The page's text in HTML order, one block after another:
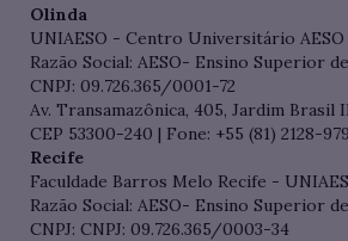
Olinda
UNIAESO - Centro Universitário
Razão Social: AESO- Ensino Superior
CNPJ: 09.726.365/0001-72
Av. Transamazônica, 405, Jardim Brasil
CEP 53300-240 | Fone: +55 (81) 2128-
Recife
Faculdade Barros Melo Recife -
Razão Social: AESO- Ensino Superior
CNPJ: CNPJ: 09.726.365/0003-34